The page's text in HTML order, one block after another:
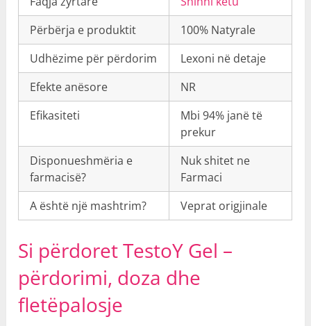
Përbërja e produktit
100% Natyrale
Udhëzime për përdorim
Lexoni në detaje
Efekte anësore
NR
Efikasiteti
Mbi 94% janë të
prekur
Disponueshmëria e
farmacisë?
Nuk shitet ne
Farmaci
A është një mashtrim?
Veprat origjinale
Si përdoret TestoY Gel –
përdorimi, doza dhe
fletëpalosje